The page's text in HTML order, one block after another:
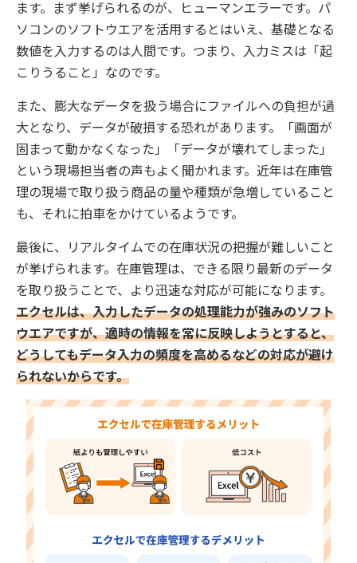
ます。まず挙げられるのが、ヒューマンエラーです。パ
ソコンのソフトウエアを活用するとはいえ、基礎となる
数値を入力するのは人間です。つまり、入力ミスは「起
こりうること」なのです。
また、膨大なデータを扱う場合にファイルへの負担が過
大となり、データが破損する恐れがあります。「画面が
固まって動かなくなった」「データが壊れてしまった」
という現場担当者の声もよく聞かれます。近年は在庫管
理の現場で取り扱う商品の量や種類が急増していること
も、それに拍車をかけているようです。
最後に、リアルタイムでの在庫状況の把握が難しいこと
が挙げられます。在庫管理は、できる限り最新のデータ
を取り扱うことで、より迅速な対応が可能になります。
エクセルは、入力したデータの処理能力が強みのソフト
ウエアですが、適時の情報を常に反映しようとすると、
どうしてもデータ入力の頻度を高めるなどの対応が避け
られないからです。